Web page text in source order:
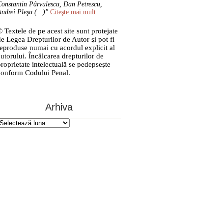
Pârvulescu, Dan Petrescu,
Pleşu (...)" Citeşte mai mult
Textele de pe acest site sunt protejate
Legea Drepturilor de Autor şi pot fi
numai cu acordul explicit al
Încălcarea drepturilor de
intelectuală se pedepseşte
Codului Penal.
Arhiva
Arhiva